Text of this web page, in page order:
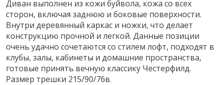
Диван выполнен из кожи буйвола, кожа со всех
сторон, включая заднюю и боковые поверхности.
Внутри деревянный каркас и ножки, что делает
конструкцию прочной и легкой. Данные позиции
очень удачно сочетаются со стилем лофт, подходят в
клубы, залы, кабинеты и домашние пространства,
готовые принять вечную классику Честерфилд.
Размер трешки 215/90/76в.